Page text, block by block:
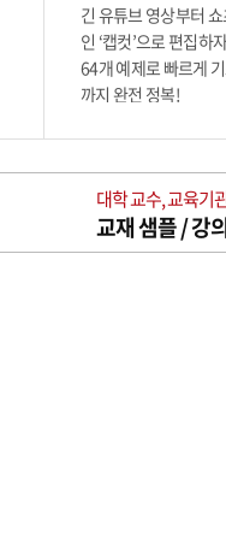
긴 유튜브 영상부터
인 ‘캡컷’으로 편집하
64개 예제로 빠르게
까지 완전 정복!
컷 입문서!
대학 교수, 교육기
교재 샘플 / 강